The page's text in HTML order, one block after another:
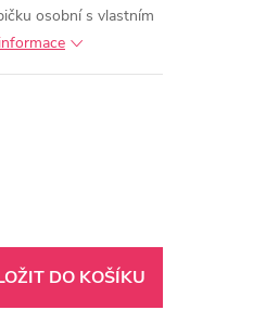
osobní s vlastním
DO KOŠÍKU